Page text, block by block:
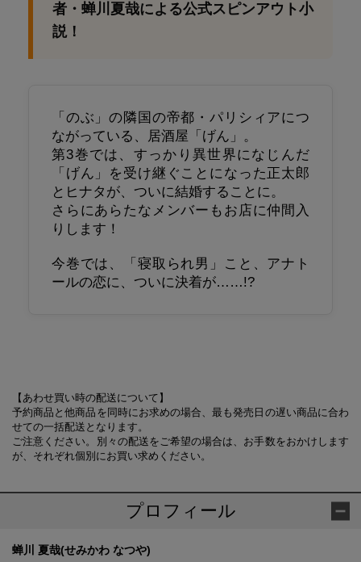
者・蝉川夏哉による公式スピンアウト小
説！
「のぶ」の隣国の帝都・パリシィアにつ
ながっている、居酒屋「げん」。
第3巻では、すっかり異世界になじんだ
「げん」を受け継ぐことになった正太郎
とヒナタが、ついに結婚することに。
さらにあらたなメンバーもお店に仲間入
りします！
今巻では、「寝取られ男」こと、アナト
ールの恋に、ついに決着が……!?
【あわせ買い時の配送について】
予約商品と他商品を同時にお求めの場合、最も発売日の遅い商品に合わ
せての一括配送となります。
ご注意ください。別々の配送をご希望の場合は、お手数をおかけします
が、それぞれ個別にお買い求めください。
プロフィール
蝉川 夏哉(せみかわ なつや)